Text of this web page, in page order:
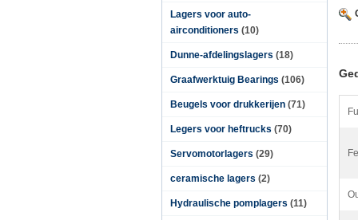
Lagers voor auto-
airconditioners (10)
Dunne-afdelingslagers (18)
Graafwerktuig Bearings (106)
Beugels voor drukkerijen (71)
Legers voor heftrucks (70)
Servomotorlagers (29)
ceramische lagers (2)
Hydraulische pomplagers (11)